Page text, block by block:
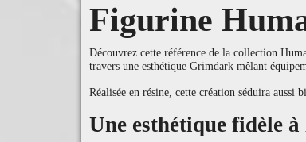
Figurine
Découvrez cette référence de la collection
travers une esthétique Grimdark mêlant
Réalisée en résine, cette création séduira aussi
Une esthétique fidèle